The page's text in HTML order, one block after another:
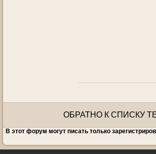
ОБРАТНО К СПИСКУ
В этот форум могут писать только